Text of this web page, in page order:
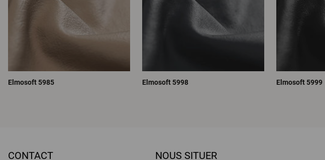
Elmosoft 5985 Elmosoft 5998 Elmosoft 5999
CONTACT NOUS SITUER